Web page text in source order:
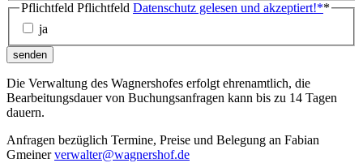
Pflichtfeld Pflichtfeld Datenschutz gelesen und akzeptiert!**
ja
senden
Die Verwaltung des Wagnershofes erfolgt ehrenamtlich, die
Bearbeitungsdauer von Buchungsanfragen kann bis zu 14 Tagen
dauern.
Anfragen bezüglich Termine, Preise und Belegung an Fabian
Gmeinerverwalter@wagnershof.de